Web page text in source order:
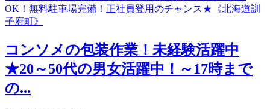
コンソメの包装作業！未経験活躍中
★20～50代の男女活躍中！～17時まで
の...